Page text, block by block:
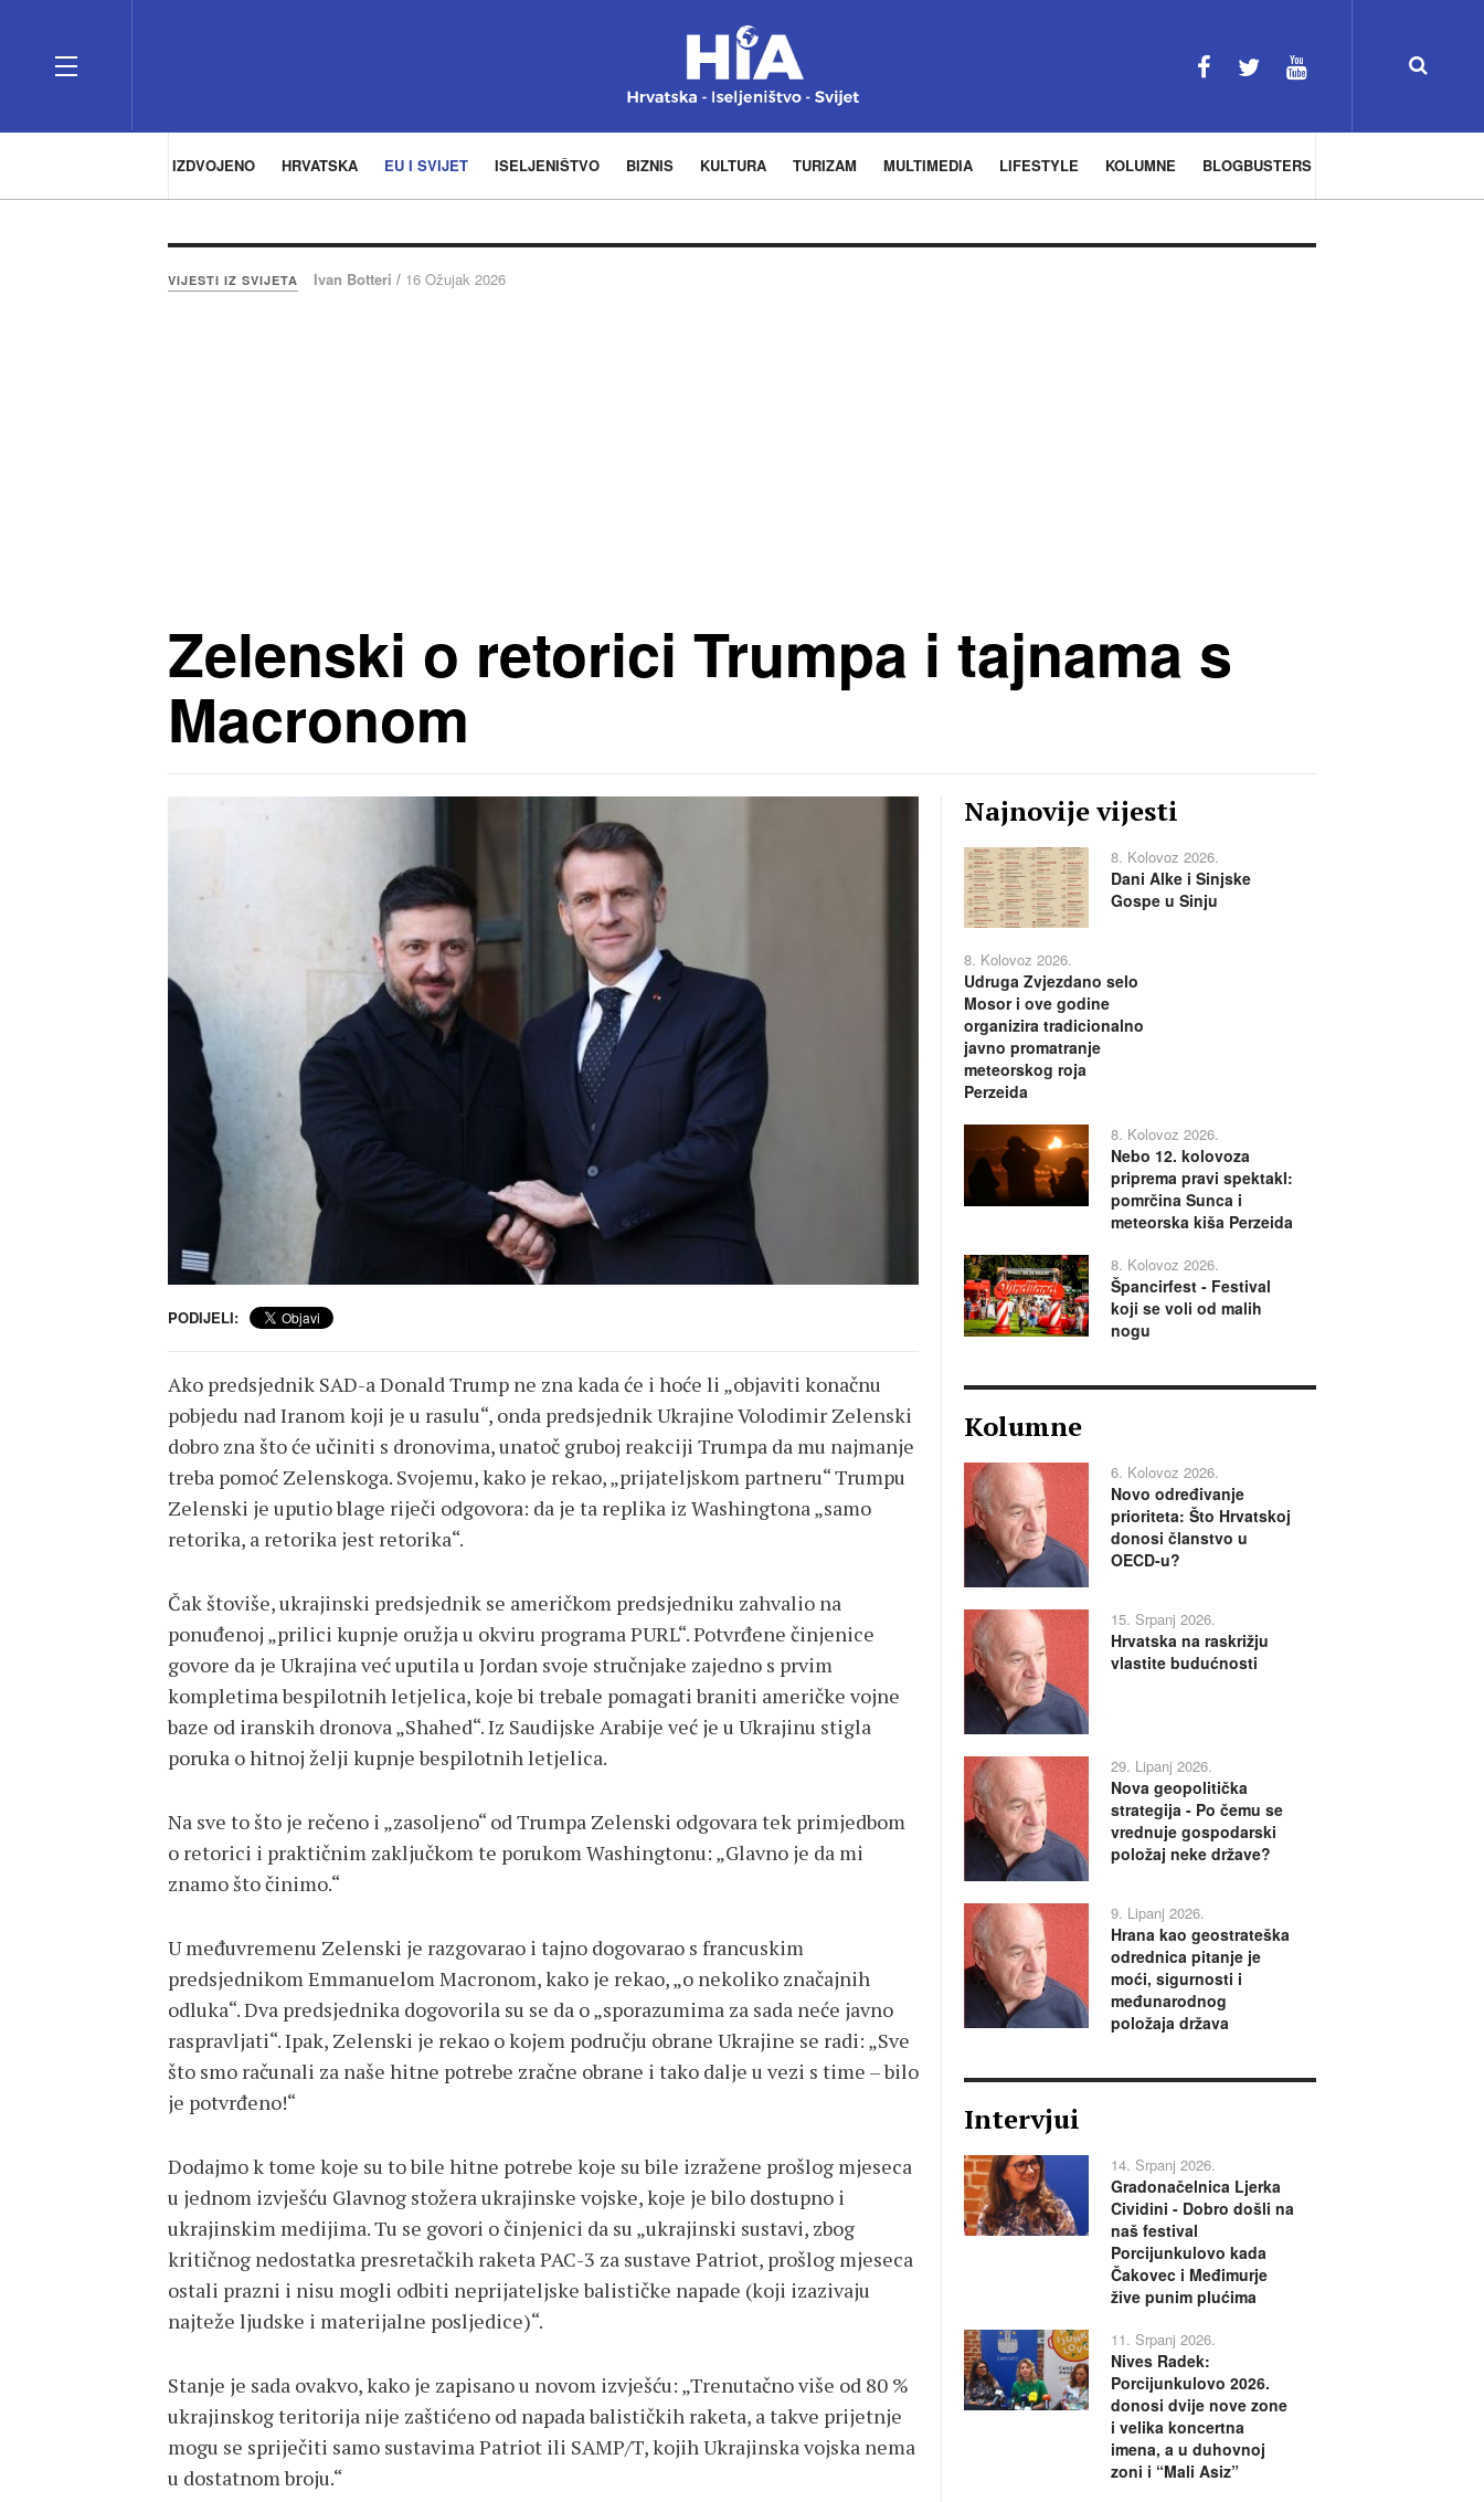
IZDVOJENO HRVATSKA EU I SVIJET ISELJENIŠTVO BIZNIS KULTURA TURIZAM MULTIMEDIA LIFESTYLE KOLUMNE BLOGBUSTERS
VIJESTI IZ SVIJETA Ivan Botteri / 16 Ožujak 2026
Zelenski o retorici Trumpa i tajnama s
Macronom
PODIJELI:
Ako predsjednik SAD-a Donald Trump ne zna kada će i hoće li „objaviti konačnu
pobjedu nad Iranom koji je u rasulu“, onda predsjednik Ukrajine Volodimir Zelenski
dobro zna što će učiniti s dronovima, unatoč gruboj reakciji Trumpa da mu najmanje
treba pomoć Zelenskoga. Svojemu, kako je rekao, „prijateljskom partneru“ Trumpu
Zelenski je uputio blage riječi odgovora: da je ta replika iz Washingtona „samo
retorika, a retorika jest retorika“.
Čak štoviše, ukrajinski predsjednik se američkom predsjedniku zahvalio na
ponuđenoj „prilici kupnje oružja u okviru programa PURL“. Potvrđene činjenice
govore da je Ukrajina već uputila u Jordan svoje stručnjake zajedno s prvim
kompletima bespilotnih letjelica, koje bi trebale pomagati braniti američke vojne
baze od iranskih dronova „Shahed“. Iz Saudijske Arabije već je u Ukrajinu stigla
poruka o hitnoj želji kupnje bespilotnih letjelica.
Na sve to što je rečeno i „zasoljeno“ od Trumpa Zelenski odgovara tek primjedbom
o retorici i praktičnim zaključkom te porukom Washingtonu: „Glavno je da mi
znamo što činimo.“
U međuvremenu Zelenski je razgovarao i tajno dogovarao s francuskim
predsjednikom Emmanuelom Macronom, kako je rekao, „o nekoliko značajnih
odluka“. Dva predsjednika dogovorila su se da o „sporazumima za sada neće javno
raspravljati“. Ipak, Zelenski je rekao o kojem području obrane Ukrajine se radi: „Sve
što smo računali za naše hitne potrebe zračne obrane i tako dalje u vezi s time – bilo
je potvrđeno!“
Dodajmo k tome koje su to bile hitne potrebe koje su bile izražene prošlog mjeseca
u jednom izvješću Glavnog stožera ukrajinske vojske, koje je bilo dostupno i
ukrajinskim medijima. Tu se govori o činjenici da su „ukrajinski sustavi, zbog
kritičnog nedostatka presretačkih raketa PAC-3 za sustave Patriot, prošlog mjeseca
ostali prazni i nisu mogli odbiti neprijateljske balističke napade (koji izazivaju
najteže ljudske i materijalne posljedice)“.
Stanje je sada ovakvo, kako je zapisano u novom izvješću: „Trenutačno više od 80 %
ukrajinskog teritorija nije zaštićeno od napada balističkih raketa, a takve prijetnje
mogu se spriječiti samo sustavima Patriot ili SAMP/T, kojih Ukrajinska vojska nema
u dostatnom broju.“
Najnovije vijesti
8. Kolovoz 2026.
Dani Alke i Sinjske
Gospe u Sinju
8. Kolovoz 2026.
Udruga Zvjezdano selo
Mosor i ove godine
organizira tradicionalno
javno promatranje
meteorskog roja
Perzeida
8. Kolovoz 2026.
Nebo 12. kolovoza
priprema pravi spektakl:
pomrčina Sunca i
meteorska kiša Perzeida
8. Kolovoz 2026.
Špancirfest - Festival
koji se voli od malih
nogu
Kolumne
6. Kolovoz 2026.
Novo određivanje
prioriteta: Što Hrvatskoj
donosi članstvo u
OECD-u?
15. Srpanj 2026.
Hrvatska na raskrižju
vlastite budućnosti
29. Lipanj 2026.
Nova geopolitička
strategija - Po čemu se
vrednuje gospodarski
položaj neke države?
9. Lipanj 2026.
Hrana kao geostrateška
odrednica pitanje je
moći, sigurnosti i
međunarodnog
položaja država
Intervjui
14. Srpanj 2026.
Gradonačelnica Ljerka
Cividini - Dobro došli na
naš festival
Porcijunkulovo kada
Čakovec i Međimurje
žive punim plućima
11. Srpanj 2026.
Nives Radek:
Porcijunkulovo 2026.
donosi dvije nove zone
i velika koncertna
imena, a u duhovnoj
zoni i “Mali Asiz”